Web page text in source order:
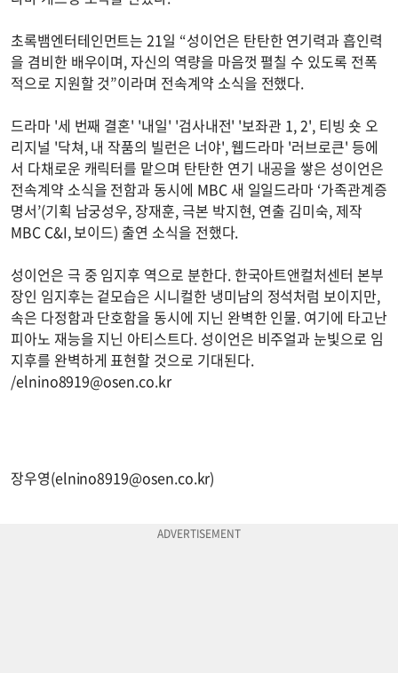
초록뱀엔터테인먼트는 21일 “성이언은 탄탄한 연기력과 흡인력
을 겸비한 배우이며, 자신의 역량을 마음껏 펼칠 수 있도록 전폭
적으로 지원할 것”이라며 전속계약 소식을 전했다.
드라마 '세 번째 결혼' '내일' '검사내전' '보좌관 1, 2', 티빙 숏 오
리지널 '닥쳐, 내 작품의 빌런은 너야', 웹드라마 '러브로큰' 등에
서 다채로운 캐릭터를 맡으며 탄탄한 연기 내공을 쌓은 성이언은
전속계약 소식을 전함과 동시에 MBC 새 일일드라마 ‘가족관계증
명서’(기획 남궁성우, 장재훈, 극본 박지현, 연출 김미숙, 제작
MBC C&I, 보이드) 출연 소식을 전했다.
성이언은 극 중 임지후 역으로 분한다. 한국아트앤컬처센터 본부
장인 임지후는 겉모습은 시니컬한 냉미남의 정석처럼 보이지만,
속은 다정함과 단호함을 동시에 지닌 완벽한 인물. 여기에 타고난
피아노 재능을 지닌 아티스트다. 성이언은 비주얼과 눈빛으로 임
지후를 완벽하게 표현할 것으로 기대된다.
/elnino8919@osen.co.kr
장우영(elnino8919@osen.co.kr)